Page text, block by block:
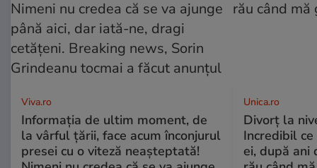
Viva.ro
Informația de ultim moment, de
la vârful țării, face acum înconjurul
presei cu o viteză neașteptată!
Unica.ro
Divorț la
Incredibil
ei, după ani